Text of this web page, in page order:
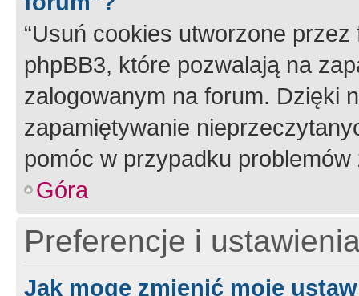
“Usuń cookies utworzone
phpBB3, które pozwalają na
zalogowanym na forum. Dzięki
zapamiętywanie
pomóc w przypadku
Góra
Preferencje i
Jak mogę zmienić moje